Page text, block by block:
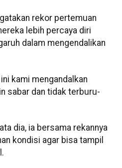
rekor pertemuan
lebih percaya diri
dalam mengendalikan
kami mengandalkan
sabar dan tidak terburu-
dia, ia bersama rekannya
kondisi agar bisa tampil